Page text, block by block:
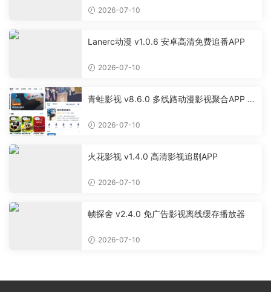
2026-07-10
Lanerc动漫 v1.0.6 安卓高清免费追番APP
2026-07-10
青蛙影视 v8.6.0 多线路动漫影视聚合APP 免
2026-07-10
火花影视 v1.4.0 高清影视追剧APP
2026-07-10
帧探舍 v2.4.0 免广告影视离线缓存播放器
2026-07-10